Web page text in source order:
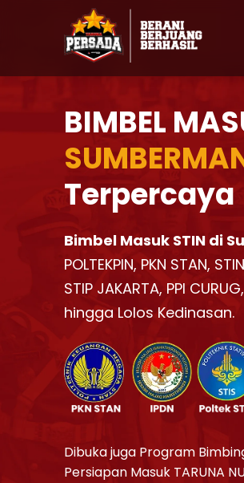
BIMBEL
Terpercaya
Bimbel Masuk STIN di
POLTEKPIN, PKN STAN,
STIP JAKARTA, PPI
hingga Lolos Kedinasan.
Dibuka juga Program
Persiapan Masuk TARUNA